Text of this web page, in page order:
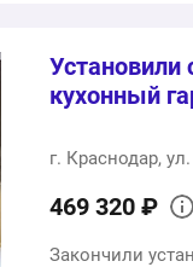
кухонный
г. Краснодар,
469 320 ₽
Закончили